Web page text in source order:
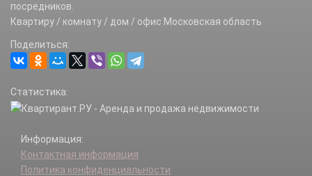
посредников.
Квартиру / комнату / дом / офис Московская область
Поделиться:
Статистика:
Информация:
Контактная информация
Политика конфиденциальности